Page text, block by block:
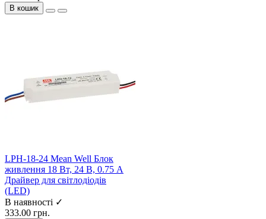
В кошик
LPH-18-24 Mean Well Блок
живлення 18 Вт, 24 В, 0.75 А
Драйвер для світлодіодів
(LED)
В наявності ✓
333.00 грн.